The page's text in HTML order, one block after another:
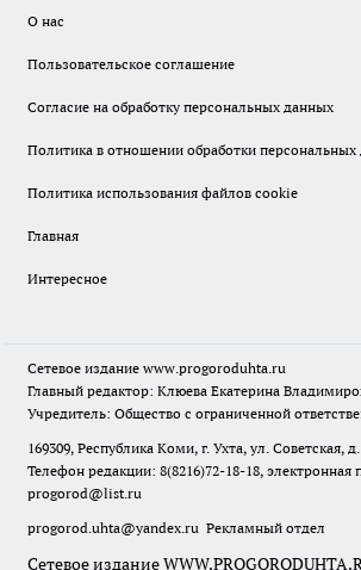
О нас
Пользовательское соглашение
Согласие на обработку персональных данных
Политика в отношении обработки
Политика использования файлов cookie
Главная
Интересное
Сетевое издание www.progoroduhta.ru
Главный редактор: Клюева Екатерина
Учредитель: Общество с ограниченной
169309, Республика Коми, г. Ухта, ул. Советская,
Телефон редакции: 8(8216)72-18-18, электронная
progorod@list.ru
progorod.uhta@yandex.ru Рекламный отдел
Сетевое издание